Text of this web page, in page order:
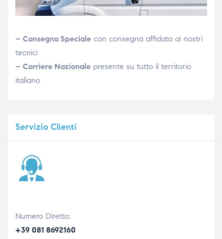
– Consegna Specialecon consegna affidata ai nostri
tecnici
– Corriere Nazionalepresente su tutto il territorio
italiano
ServizioClienti
Numero Diretto:
+39 081 8692160